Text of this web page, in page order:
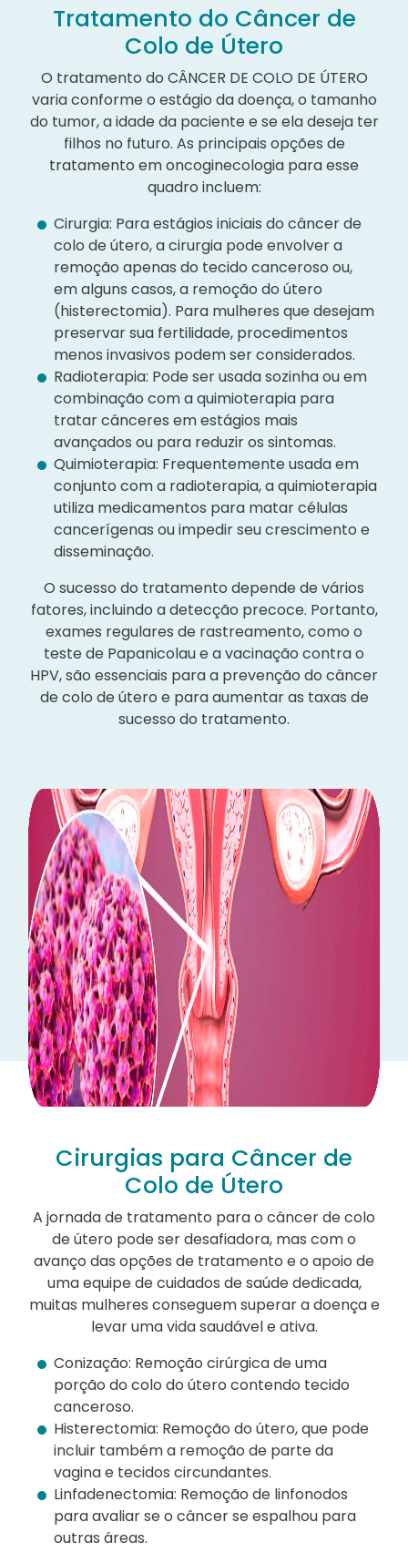
Tratamento do Câncer de
Colo de Útero
O tratamento do CÂNCER DE COLO DE ÚTERO
varia conforme o estágio da doença, o tamanho
do tumor, a idade da paciente e se ela deseja ter
filhos no futuro. As principais opções de
tratamento em oncoginecologia para esse
quadro incluem:
Cirurgia: Para estágios iniciais do câncer de
colo de útero, a cirurgia pode envolver a
remoção apenas do tecido canceroso ou,
em alguns casos, a remoção do útero
(histerectomia). Para mulheres que desejam
preservar sua fertilidade, procedimentos
menos invasivos podem ser considerados.
Radioterapia: Pode ser usada sozinha ou em
combinação com a quimioterapia para
tratar cânceres em estágios mais
avançados ou para reduzir os sintomas.
Quimioterapia: Frequentemente usada em
conjunto com a radioterapia, a quimioterapia
utiliza medicamentos para matar células
cancerígenas ou impedir seu crescimento e
disseminação.
O sucesso do tratamento depende de vários
fatores, incluindo a detecção precoce. Portanto,
exames regulares de rastreamento, como o
teste de Papanicolau e a vacinação contra o
HPV, são essenciais para a prevenção do câncer
de colo de útero e para aumentar as taxas de
sucesso do tratamento.
Cirurgias para Câncer de
Colo de Útero
A jornada de tratamento para o câncer de colo
de útero pode ser desafiadora, mas com o
avanço das opções de tratamento e o apoio de
uma equipe de cuidados de saúde dedicada,
muitas mulheres conseguem superar a doença e
levar uma vida saudável e ativa.
Conização: Remoção cirúrgica de uma
porção do colo do útero contendo tecido
canceroso.
Histerectomia: Remoção do útero, que pode
incluir também a remoção de parte da
vagina e tecidos circundantes.
Linfadenectomia: Remoção de linfonodos
para avaliar se o câncer se espalhou para
outras áreas.